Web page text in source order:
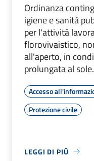
Ordinanza
igiene e sanità
per l'attività
florovivaistico,
all'aperto, in
prolungata al sole.
Accesso
Protezione civile
LEGGI DI PIÙ